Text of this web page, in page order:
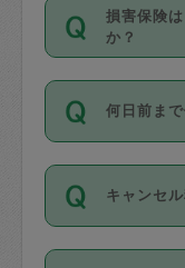
んにメッ
い。ただ
時間も被
外での作
係の専門
すでにハ
てお仕事
社員など
登録して
日本語も
を行って
写真提出
確認して
ング動画
現場トラ
ジさんが
損害保険
か？
依頼者と
を通して
適用され
です。作
をさせた
何日前ま
ご依頼は
以降）の
す。
キャンセ
キャンセ